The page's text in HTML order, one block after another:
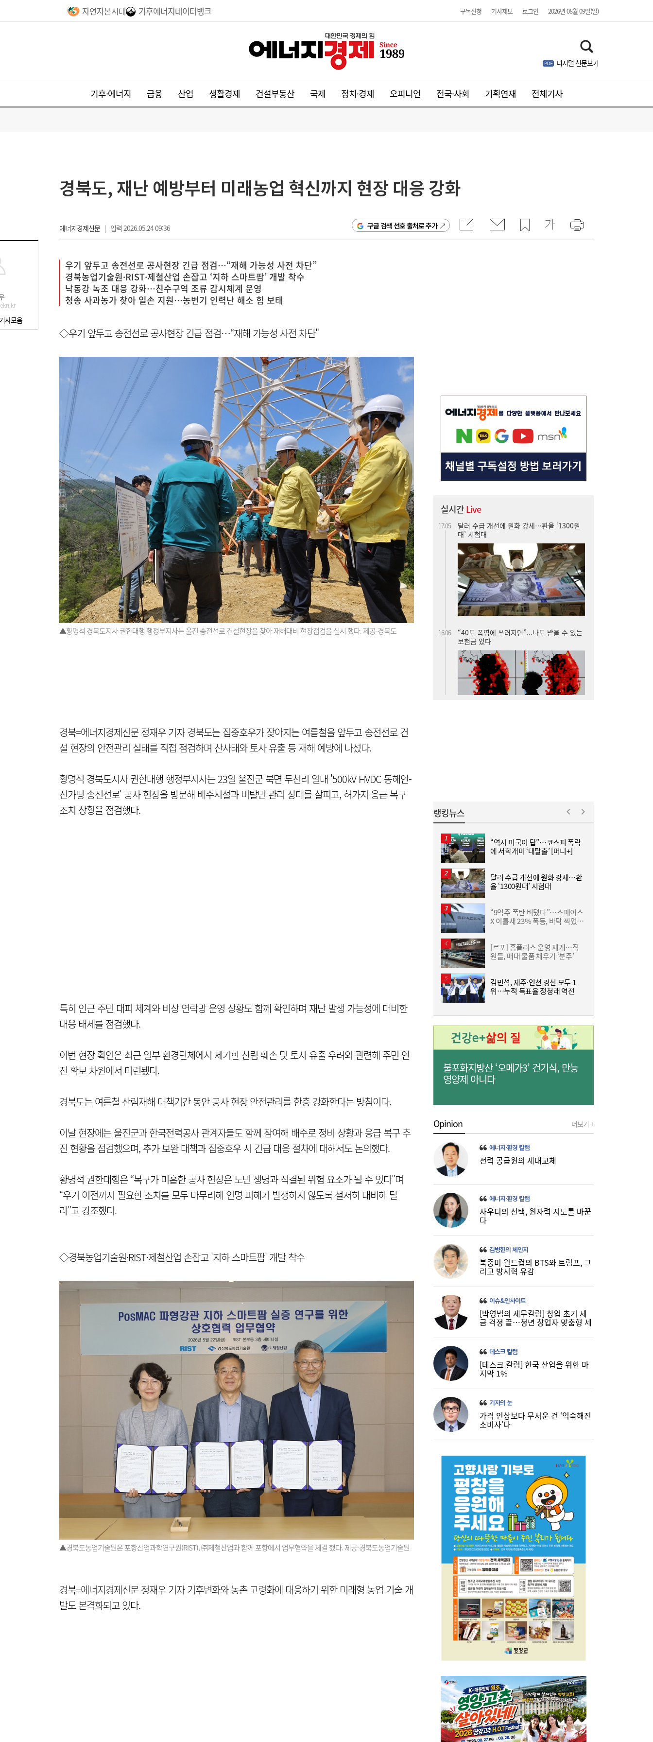
자연자본시대 기후에너지데이터뱅크 구독신청 기사제보 로그인 2026년 08월 09일(일)
디지털 신문보기
기후·에너지 금융 산업 생활경제 건설부동산 국제 정치·경제 오피니언 전국·사회 기획연재 전체기사
사모음
경북도, 재난 예방부터 미래농업 혁신까지 현장 대응 강화
에너지경제신문| 입력 2026.05.24 09:36 구글 검색 선호 출처로 추가
우기 앞두고 송전선로 공사현장 긴급 점검…“재해 가능성 사전 차단”
경북농업기술원·RIST·제철산업 손잡고 ‘지하 스마트팜’ 개발 착수
낙동강 녹조 대응 강화…친수구역 조류 감시체계 운영
청송 사과농가 찾아 일손 지원…농번기 인력난 해소 힘 보태
◇우기 앞두고 송전선로 공사현장 긴급 점검…“재해 가능성 사전 차단"
▲황명석 경북도지사 권한대행 행정부지사는 울진 송전선로 건설현장을 찾아 재해대비 현장점검을 실시 했다. 제공-경북도
경북=에너지경제신문 정재우 기자 경북도는 집중호우가 잦아지는 여름철을 앞두고 송전선로 건
설 현장의 안전관리 실태를 직접 점검하며 산사태와 토사 유출 등 재해 예방에 나섰다.
황명석 경북도지사 권한대행 행정부지사는 23일 울진군 북면 두천리 일대 '500kV HVDC 동해안-
신가평 송전선로' 공사 현장을 방문해 배수시설과 비탈면 관리 상태를 살피고, 허가지 응급 복구
조치 상황을 점검했다.
특히 인근 주민 대피 체계와 비상 연락망 운영 상황도 함께 확인하며 재난 발생 가능성에 대비한
대응 태세를 점검했다.
이번 현장 확인은 최근 일부 환경단체에서 제기한 산림 훼손 및 토사 유출 우려와 관련해 주민 안
전 확보 차원에서 마련됐다.
경북도는 여름철 산림재해 대책기간 동안 공사 현장 안전관리를 한층 강화한다는 방침이다.
이날 현장에는 울진군과 한국전력공사 관계자들도 함께 참여해 배수로 정비 상황과 응급 복구 추
진 현황을 점검했으며, 추가 보완 대책과 집중호우 시 긴급 대응 절차에 대해서도 논의했다.
황명석 권한대행은 “복구가 미흡한 공사 현장은 도민 생명과 직결된 위험 요소가 될 수 있다"며
“우기 이전까지 필요한 조치를 모두 마무리해 인명 피해가 발생하지 않도록 철저히 대비해 달
라"고 강조했다.
◇경북농업기술원·RIST·제철산업 손잡고 '지하 스마트팜' 개발 착수
▲경북도농업기술원은 포항산업과학연구원(RIST), ㈜제철산업과 함께 포항에서 업무협약을 체결 했다. 제공-경북도농업기술원
경북=에너지경제신문 정재우 기자 기후변화와 농촌 고령화에 대응하기 위한 미래형 농업 기술 개
발도 본격화되고 있다.
실시간Live
17:05
달러 수급 개선에 원화 강세…환율 ‘1300원
“40도 폭염에 쓰러지면”...나도 받을 수 있는
보험금 있다
16:03
李대통령, ISA·‘주가 누르기 방지법’ 재검토
14:24
김민석 “갈등 제로” vs 정청래 “한 번 배신하
면 또”…제주서 난타전
13:11
줄었던 中企 대출, 한 달 만에 반등…5대 은
행, 기업대출 확대
11:20
“역시 미국이 답”…코스피 폭락에 서학개미
‘대탈출’ [머니+]
11:15
이쯤되면 ‘내홍위’…국힘 윤리위원 또 사퇴,
윤리위 내부 갈등 확산
랭킹뉴스
“역시 미국이 답”…코스피 폭락
에 서학개미 ‘대탈출’ [머니+]
달러 수급 개선에 원화 강세…환
율 ‘1300원대’ 시험대
“9억주 폭탄 버텼다”…스페이스
X 이틀새 23% 폭등, 바닥 찍었나
[르포] 홈플러스 운영 재개…직
원들, 매대 물품 채우기 ‘분주’
김민석, 제주·인천 경선 모두 1
위…누적 득표율 정청래 역전
불포화지방산 ‘오메가3’ 건기식, 만능
영양제 아니다
Opinion 더보기 +
에너지·환경 칼럼
전력 공급원의 세대교체
에너지·환경 칼럼
사우디의 선택, 원자력 지도를 바꾼
다
김병헌의 체인지
북중미 월드컵의 BTS와 트럼프, 그
리고 방시혁 유감
이슈&인사이트
[박영범의 세무칼럼] 창업 초기 세
금 걱정 끝…청년 창업자 맞춤형 세
데스크 칼럼
[데스크 칼럼] 한국 산업을 위한 마
지막 1%
기자의 눈
가격 인상보다 무서운 건 ‘익숙해진
소비자’다